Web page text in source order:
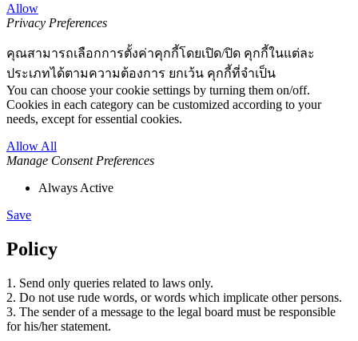
Allow
Privacy Preferences
คุณสามารถเลือกการตั้งค่าคุกกี้โดยเปิด/ปิด คุกกี้ในแต่ละ
ประเภทได้ตามความต้องการ ยกเว้น คุกกี้ที่จำเป็น
You can choose your cookie settings by turning them on/off.
Cookies in each category can be customized according to your
needs, except for essential cookies.
Allow All
Manage Consent Preferences
Always Active
Save
Policy
1. Send only queries related to laws only.
2. Do not use rude words, or words which implicate other persons.
3. The sender of a message to the legal board must be responsible
for his/her statement.